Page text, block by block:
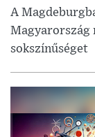
A
Magyarország
sokszínűséget